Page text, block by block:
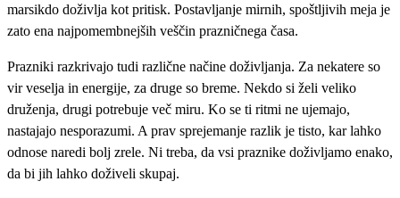
marsikdo doživlja kot pritisk. Postavljanje mirnih, spoštljivih meja je
zato ena najpomembnejših veščin prazničnega časa.
Prazniki razkrivajo tudi različne načine doživljanja. Za nekatere so
vir veselja in energije, za druge so breme. Nekdo si želi veliko
druženja, drugi potrebuje več miru. Ko se ti ritmi ne ujemajo,
nastajajo nesporazumi. A prav sprejemanje razlik je tisto, kar lahko
odnose naredi bolj zrele. Ni treba, da vsi praznike doživljamo enako,
da bi jih lahko doživeli skupaj.